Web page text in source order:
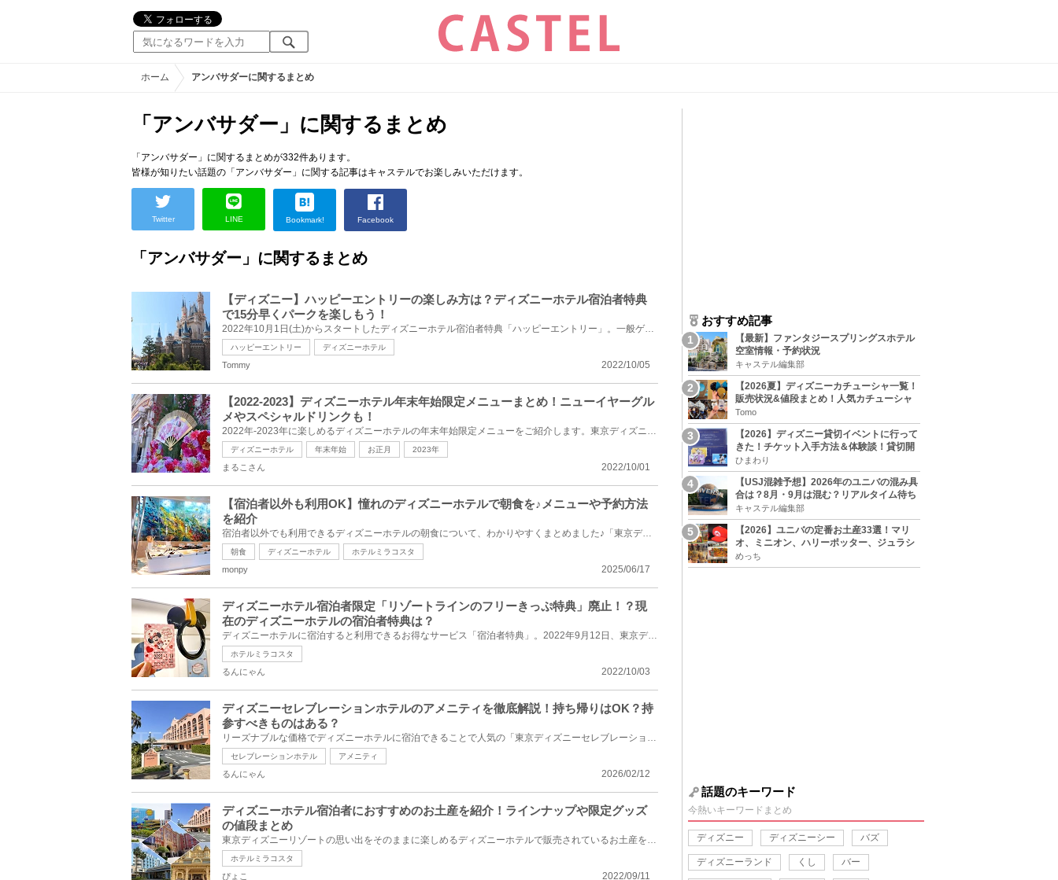
ホーム アンバサダーに関するまとめ
「アンバサダー」に関するまとめ
「アンバサダー」に関するまとめが332件あります。
皆様が知りたい話題の「アンバサダー」に関する記事はキャステルでお楽しみいただけます。
Twitter LINE Bookmark! Facebook
「アンバサダー」に関するまとめ
【ディズニー】ハッピーエントリーの楽しみ方は？ディズニーホテル宿泊者特典
で15分早くパークを楽しもう！
2022年10月1日(土)からスタートしたディズニーホテル宿泊者特典「ハッピーエントリー」。一般ゲストより...
ハッピーエントリー ディズニーホテル
2022/10/05
Tommy
【2022-2023】ディズニーホテル年末年始限定メニューまとめ！ニューイヤーグル
メやスペシャルドリンクも！
2022年-2023年に楽しめるディズニーホテルの年末年始限定メニューをご紹介します。東京ディズニーランド...
ディズニーホテル 年末年始 お正月 2023年
2022/10/01
まるこさん
【宿泊者以外も利用OK】憧れのディズニーホテルで朝食を♪メニューや予約方法
を紹介
宿泊者以外でも利用できるディズニーホテルの朝食について、わかりやすくまとめました♪「東京ディズニー...
朝食 ディズニーホテル ホテルミラコスタ
2025/06/17
monpy
ディズニーホテル宿泊者限定「リゾートラインのフリーきっぷ特典」廃止！？現
在のディズニーホテルの宿泊者特典は？
ディズニーホテルに宿泊すると利用できるお得なサービス「宿泊者特典」。2022年9月12日、東京ディズニー...
ホテルミラコスタ
2022/10/03
るんにゃん
ディズニーセレブレーションホテルのアメニティを徹底解説！持ち帰りはOK？持
参すべきものはある？
リーズナブルな価格でディズニーホテルに宿泊できることで人気の「東京ディズニーセレブレーションホテ...
セレブレーションホテル アメニティ
2026/02/12
るんにゃん
ディズニーホテル宿泊者におすすめのお土産を紹介！ラインナップや限定グッズ
の値段まとめ
東京ディズニーリゾートの思い出をそのままに楽しめるディズニーホテルで販売されているお土産をご紹介...
ホテルミラコスタ
2022/09/11
ぴょこ
おすすめ記事
【最新】ファンタジースプリングスホテル
空室情報・予約状況
キャステル編集部
【2026夏】ディズニーカチューシャ一覧！
販売状況&値段まとめ！人気カチューシャ
をチェック
Tomo
【2026】ディズニー貸切イベントに行って
きた！チケット入手方法＆体験談！貸切開
催日程まとめ！
ひまわり
【USJ混雑予想】2026年のユニバの混み具
合は？8月・9月は混む？リアルタイム待ち
時間アプリも
キャステル編集部
【2026】ユニバの定番お土産33選！マリ
オ、ミニオン、ハリーポッター、ジュラシ
ックパーク、セサミ、SINGなどのグッズ情
報
めっち
話題のキーワード
今熱いキーワードまとめ
ディズニー ディズニーシー バズ
ディズニーランド くし バー